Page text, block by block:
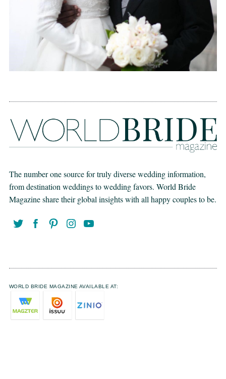
The number one source for truly diverse wedding information,
from destination weddings to wedding favors. World Bride
Magazine share their global insights with all happy couples to be.
WORLD BRIDE MAGAZINE AVAILABLE AT: